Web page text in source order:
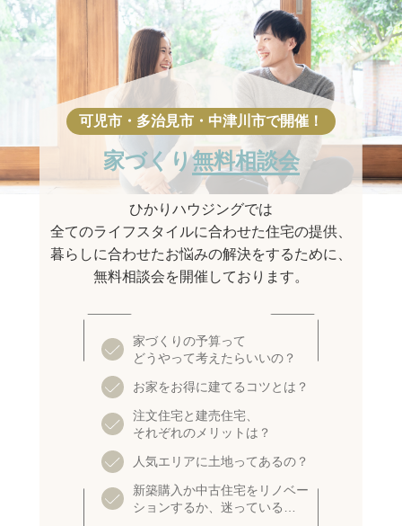
家づくり無料相談会
ひかりハウジングでは
全てのライフスタイルに合わせた住宅の提供、
暮らしに合わせたお悩みの解決をするために、
無料相談会を開催しております。
家づくりの予算って
どうやって考えたらいいの？
お家をお得に建てるコツとは？
注文住宅と建売住宅、
それぞれのメリットは？
人気エリアに土地ってあるの？
新築購入か中古住宅をリノベー
ションするか、迷っている…